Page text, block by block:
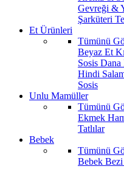
Gevreği &
Şarküteri
Et Ürünleri
Tümünü
Beyaz Et
Sosis Dana
Hindi
Sosis
Unlu Mamüller
Tümünü
Ekmek
Tatlılar
Bebek
Tümünü
Bebek Bezi